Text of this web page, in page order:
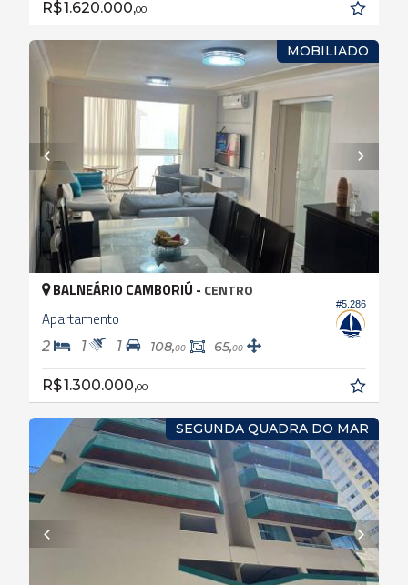
R$ 1.620.000,00
MOBILIADO
#5.286
BALNEÁRIO CAMBORIÚ - CENTRO
Apartamento
2 1 1 108,00 65,00
R$ 1.300.000,00
SEGUNDA QUADRA DO MAR